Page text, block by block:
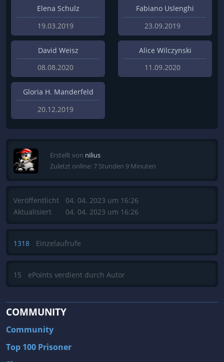
Elena Schulz
19.03.2019
Fabiano Uslenghi
23.09.2019
David Weisz
08.08.2020
Alice Wilczynski
11.09.2020
Gloria H. Manderfeld
20.12.2019
Erstellt von nilius
Zuletzt online: 7 Stunden 9 Minuten
Veröffentlicht
Aktualisiert
04. 04. 2023 um 16:26
04. 04. 2023 um 16:26
1318 Einzelaufrufe
15 ePoints verdient durch Autor
COMMUNITY
Community
Top 100 Prisoner